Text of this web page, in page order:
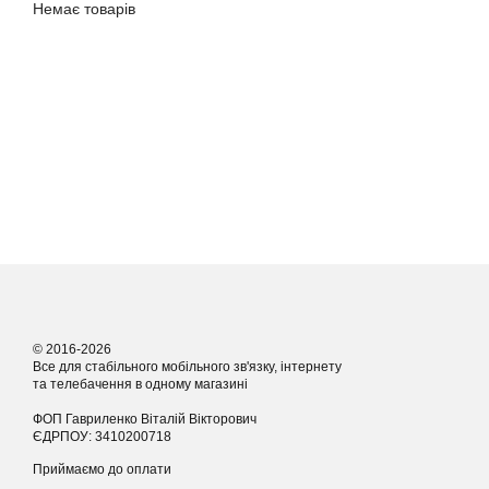
Немає товарів
© 2016-2026
Все для стабільного мобільного зв'язку, інтернету
та телебачення в одному магазині
ФОП Гавриленко Віталій Вікторович
ЄДРПОУ: 3410200718
Приймаємо до оплати